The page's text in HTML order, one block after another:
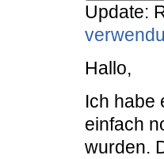
Update:
Hallo,
Ich habe
einfach
wurden.